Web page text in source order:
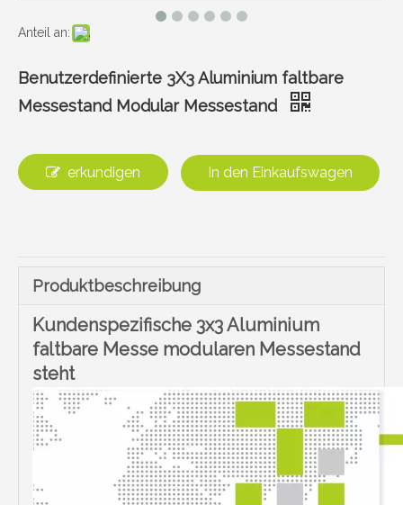
Anteil an:
Benutzerdefinierte 3X3 Aluminium faltbare
Messestand Modular Messestand
erkundigen In den Einkaufswagen
Produktbeschreibung
Kundenspezifische 3x3 Aluminium
faltbare Messe modularen Messestand
steht